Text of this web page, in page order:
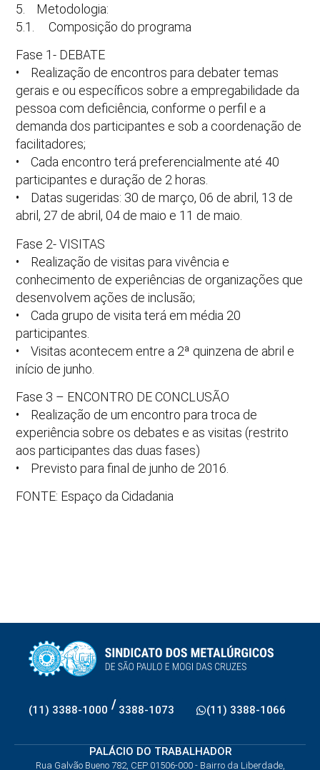
5. Metodologia:
5.1. Composição do programa
Fase 1- DEBATE
• Realização de encontros para debater temas
gerais e ou específicos sobre a empregabilidade da
pessoa com deficiência, conforme o perfil e a
demanda dos participantes e sob a coordenação de
facilitadores;
• Cada encontro terá preferencialmente até 40
participantes e duração de 2 horas.
• Datas sugeridas: 30 de março, 06 de abril, 13 de
abril, 27 de abril, 04 de maio e 11 de maio.
Fase 2- VISITAS
• Realização de visitas para vivência e
conhecimento de experiências de organizações que
desenvolvem ações de inclusão;
• Cada grupo de visita terá em média 20
participantes.
• Visitas acontecem entre a 2ª quinzena de abril e
início de junho.
Fase 3 – ENCONTRO DE CONCLUSÃO
• Realização de um encontro para troca de
experiência sobre os debates e as visitas (restrito
aos participantes das duas fases)
• Previsto para final de junho de 2016.
FONTE: Espaço da Cidadania
(11) 3388-1000 / 3388-1073 (11) 3388-1066
PALÁCIO DO TRABALHADOR
Rua Galvão Bueno 782, CEP 01506-000 - Bairro da Liberdade,